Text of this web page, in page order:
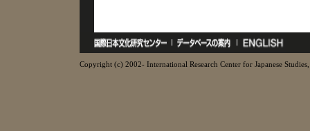
Copyright (c) 2002- International Research Center for Japanese